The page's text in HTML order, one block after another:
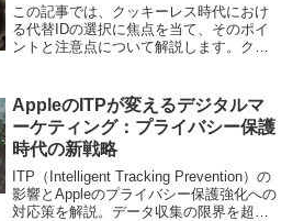
この記事では、クッキーレス時代におけ
る代替IDの選択に焦点を当て、そのポイ
ントと注意点について解説します。クッ
戦略の成功に不可欠です。記事を通じ
て、デジタルマーケティング担当者が適
切な代替IDを選択するための戦略を見つ
ける手助けをします。
AppleのITPが変えるデジタルマ
ーケティング：プライバシー保護
時代の新戦略
ITP（Intelligent Tracking Prevention）の
影響とAppleのプライバシー保護強化への
対応策を解説。データ収集の限界を超え